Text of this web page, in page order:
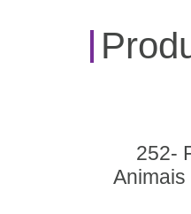
252-
Animais